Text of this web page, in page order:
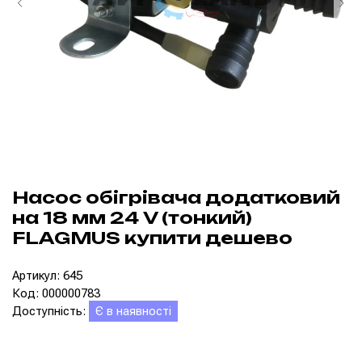
Насос обігрівача додатковий
на 18 мм 24 V (тонкий)
FLAGMUS купити дешево
Артикул: 645
Код: 000000783
Доступність:
Є в наявності